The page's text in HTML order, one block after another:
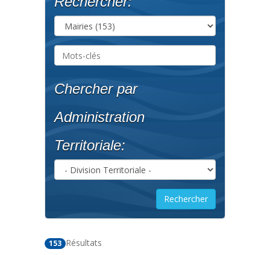
Chercher par
Administration
Territoriale:
153 Résultats